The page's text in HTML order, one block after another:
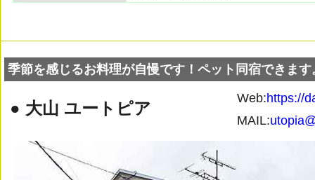
季節を感じるお料理が自慢です！ペット同宿できます
● 大山 ユートピア
Web:https://
MAIL: